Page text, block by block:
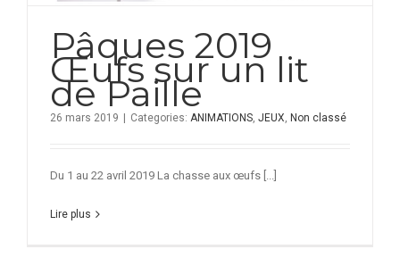
Pâques 2019
Œufs sur un lit
de Paille
26 mars 2019 Categories: ANIMATIONS, JEUX, Non classé
Du 1 au 22 avril 2019 La chasse aux œufs [...]
Lire plus